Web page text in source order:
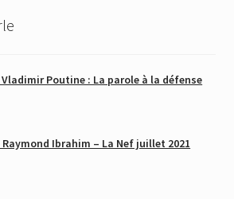
Poutine : La parole à la défense
Ibrahim – La Nef juillet 2021